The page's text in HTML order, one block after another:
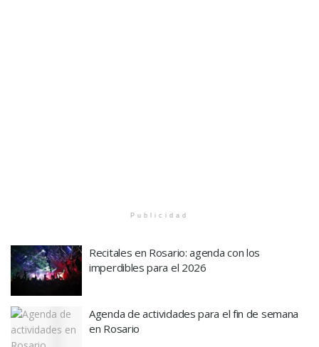
Publicidad
Recitales en Rosario: agenda con los
imperdibles para el 2026
Agenda de actividades para el fin de semana
en Rosario